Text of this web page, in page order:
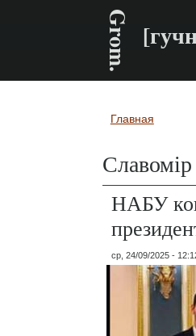
Grom.
Вы здесь
Главная
НАБУ
ср, 24/09/2025 -